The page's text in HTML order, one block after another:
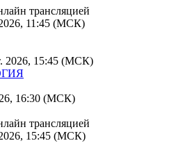
трансляцией
2026, 11:45 (МСК)
2026, 15:45 (МСК)
16:30 (МСК)
трансляцией
2026, 15:45 (МСК)